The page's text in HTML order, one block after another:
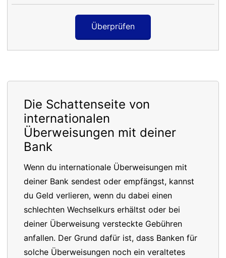
Überprüfen
Die Schattenseite von
internationalen
Überweisungen mit deiner
Bank
Wenn du internationale Überweisungen mit
deiner Bank sendest oder empfängst, kannst
du Geld verlieren, wenn du dabei einen
schlechten Wechselkurs erhältst oder bei
deiner Überweisung versteckte Gebühren
anfallen. Der Grund dafür ist, dass Banken für
solche Überweisungen noch ein veraltetes